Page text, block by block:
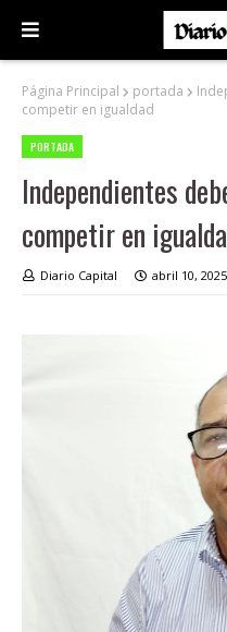
Página Principal portada
competir en igualdad
PORTADA
Independientes
competir en
Diario Capital abril 10, 2025